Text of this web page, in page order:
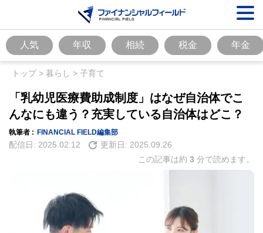
人気 年収 相続 税金 年金
トップ> 暮らし > 子育て
「乳幼児医療費助成制度」はなぜ自治体でこ
んなにも違う？充実している自治体はどこ？
執筆者 : FINANCIAL FIELD編集部
配信日: 2025.02.12 更新日: 2025.09.26
この記事は約 3 分で読めます。